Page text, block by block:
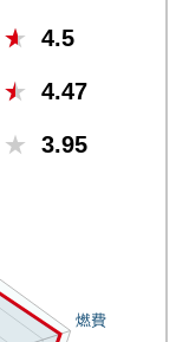
4.5
4.47
3.95